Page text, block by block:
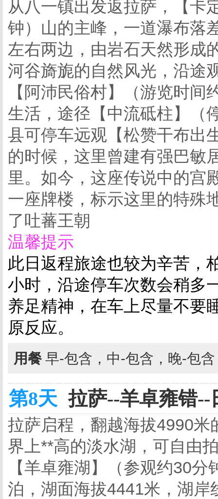
从八一镇出发返拉萨，【卡
钟）山的主峰，一道瀑布落
左右两边，由岩石天然形成
河谷旖旎的自然风光，沿途
【阿沛民俗村】（游览时
生活，途径【中流砥柱】（
县可停车远观【松赞干布出
的时候，这里曾建有强巴敏
里。如今，这座传说中的宫
一座牌楼，标示这里的特殊
了吐蕃王朝
温馨提示
此日返程旅途也较为辛苦，
小时，沿途停车次数会稍多
养足精神，在车上尽量不要
原反应。
用餐 早-包含，中-包含，晚-包
第8天 拉萨--羊卓雍错--
拉萨启程，翻越海拔4990
界上**高的淡水湖，可自由
【羊卓雍湖】（参观约30
泊，湖面海拔4441米，湖